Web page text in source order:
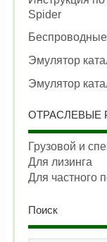
Spider
Эмулятор
Эмулятор
ОТРАСЛЕВЫЕ
Грузовой и
Для лизинга
Для частного
Поиск